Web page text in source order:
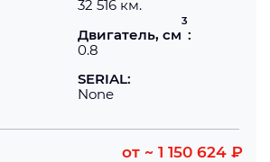
32 516 км.
Двигатель, см
3
:
0.8
SERIAL:
None
от ~ 1 150 624 ₽